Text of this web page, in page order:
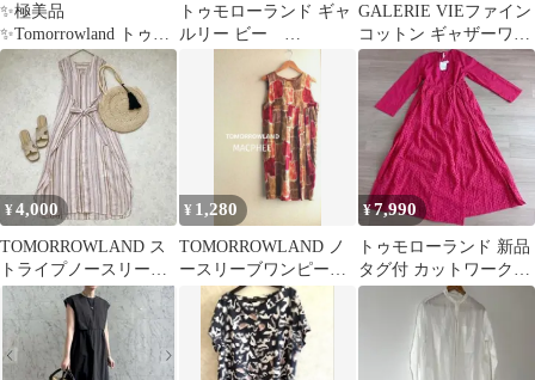
✨️極美品
✨️Tomorrowland トゥモ
ローランド テンセルワ
ンピース S
トゥモローランド ギャ
ルリー ビー
GALERIE VIE 麻トッ
プス お値下げ
GALERIE VIEファイン
コットン ギャザーワン
ピース
¥4,000
TOMORROWLAND ス
トライプノースリーブ
ワンピース MACPHEE
¥ 1,280
TOMORROWLAND ノ
ースリーブワンピース
MACPHEE 38 ひざ丈
¥7,990
トゥモローランド 新品
タグ付 カットワークレ
ース カシュクール ワン